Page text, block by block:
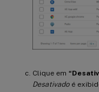
Clique em
Desativado é